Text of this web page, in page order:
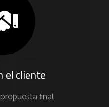
el cliente
final